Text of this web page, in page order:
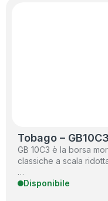
Tobago – GB10C3
GB 10C3 è la borsa
classiche a scala
…
Disponibile